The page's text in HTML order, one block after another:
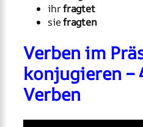
ihrfragtet
siefragten
Verben im
konjugieren –
Verben